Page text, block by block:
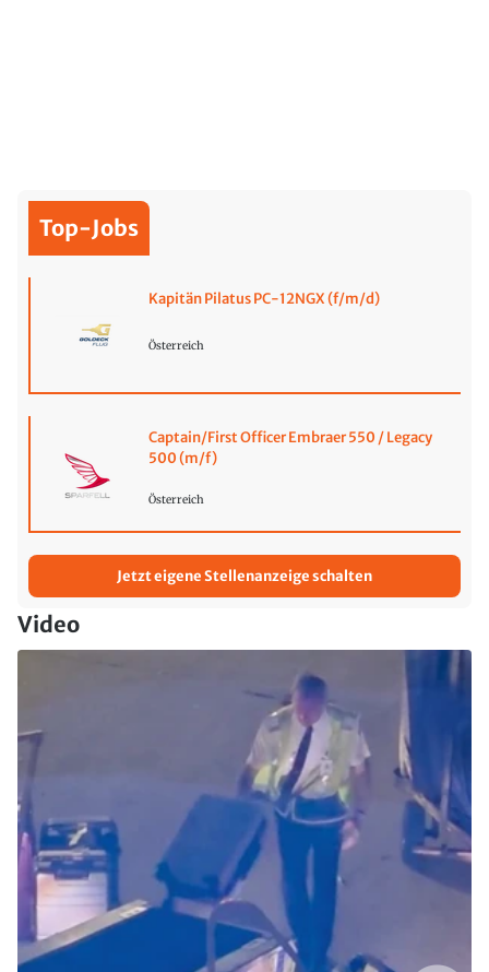
Top-Jobs
Kapitän Pilatus PC-12NGX (f/m/d)
Österreich
Captain/First Officer Embraer 550 / Legacy
500 (m/f)
Österreich
Jetzt eigene Stellenanzeige schalten
Video